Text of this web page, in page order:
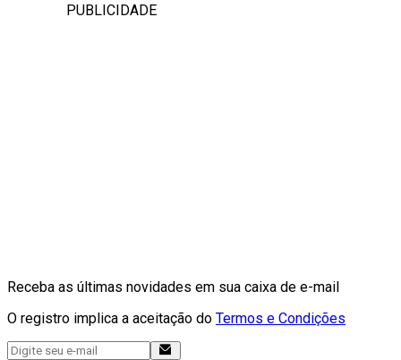
PUBLICIDADE
Receba as últimas novidades em sua caixa de e-mail
O registro implica a aceitação do Termos e Condições